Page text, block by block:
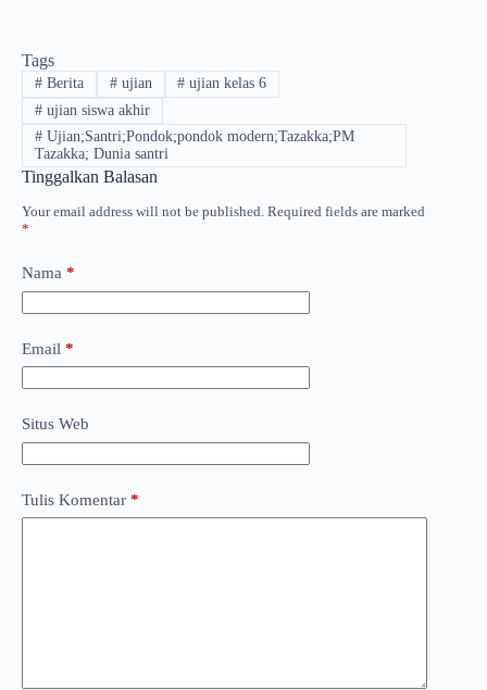
Tags
#Berita #ujian # ujian kelas 6
#ujian siswa akhir
#Ujian;Santri;Pondok;pondok modern;Tazakka;PM
Tazakka; Dunia santri
Tinggalkan Balasan
Your email address will not be published. Required fields are marked
*
Nama *
Email *
Situs Web
Tulis Komentar *